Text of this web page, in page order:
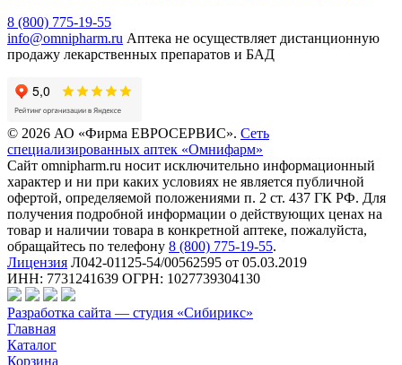
8 (800) 775-19-55
info@omnipharm.ru Аптека не осуществляет дистанционную
продажу лекарственных препаратов и БАД
© 2026 АО «Фирма ЕВРОСЕРВИС». Сеть
специализированных аптек «Омнифарм»
Сайт omnipharm.ru носит исключительно информационный
характер и ни при каких условиях не является публичной
офертой, определяемой положениями п. 2 ст. 437 ГК РФ. Для
получения подробной информации о действующих ценах на
товар и наличии товара в конкретной аптеке, пожалуйста,
обращайтесь по телефону 8 (800) 775-19-55.
Лицензия Л042-01125-54/00562595 от 05.03.2019
ИНН: 7731241639 ОГРН: 1027739304130
Разработка сайта — студия «Сибирикс»
Главная
Каталог
Корзина